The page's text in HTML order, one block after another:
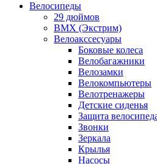
Велосипеды
29 дюймов
BMX (Экстрим)
Велоакссесуары
Боковые колеса
Велобагажники
Велозамки
Велокомпьютеры
Велотренажеры
Детские сиденья
Защита
Звонки
Зеркала
Крылья
Насосы